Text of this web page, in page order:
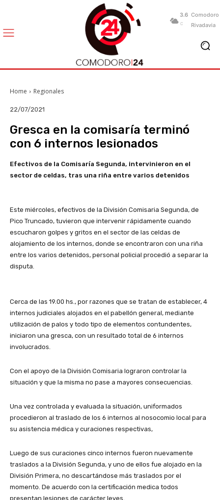
3.6
C
Comodoro
Rivadavia
Home Regionales
22/07/2021
Gresca en la comisaría terminó
con 6 internos lesionados
Efectivos de la Comisaría Segunda, intervinieron en el
sector de celdas, tras una riña entre varios detenidos
Este miércoles, efectivos de la División Comisaria Segunda, de
Pico Truncado, tuvieron que intervenir rápidamente cuando
escucharon golpes y gritos en el sector de las celdas de
alojamiento de los internos, donde se encontraron con una riña
entre los varios detenidos, personal policial procedió a separar la
disputa.
Cerca de las 19.00 hs., por razones que se tratan de establecer, 4
internos judiciales alojados en el pabellón general, mediante
utilización de palos y todo tipo de elementos contundentes,
iniciaron una gresca, con un resultado total de 6 internos
involucrados.
Con el apoyo de la División Comisaria lograron controlar la
situación y que la misma no pase a mayores consecuencias.
Una vez controlada y evaluada la situación, uniformados
procedieron al traslado de los 6 internos al nosocomio local para
su asistencia médica y curaciones respectivas,
Luego de sus curaciones cinco internos fueron nuevamente
traslados a la División Segunda, y uno de ellos fue alojado en la
División Primera, no descartándose más traslados por el
momento. De acuerdo con la certificación medica todos
presentan lesiones de carácter leves.